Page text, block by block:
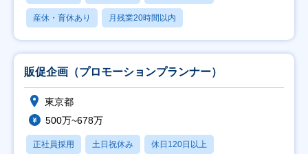
産休・育休あり 月残業20時間以内
販促企画（プロモーションプランナー）
東京都
500万~678万
正社員採用 土日祝休み 休日120日以上